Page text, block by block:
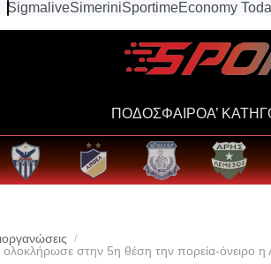
SigmaliveSimeriniSportimeEconomy
ΠΟΔΟΣΦΑΙΡΟΑ’
ολοκλήρωσε στην 5η θέση την πορεία-όνειρο η